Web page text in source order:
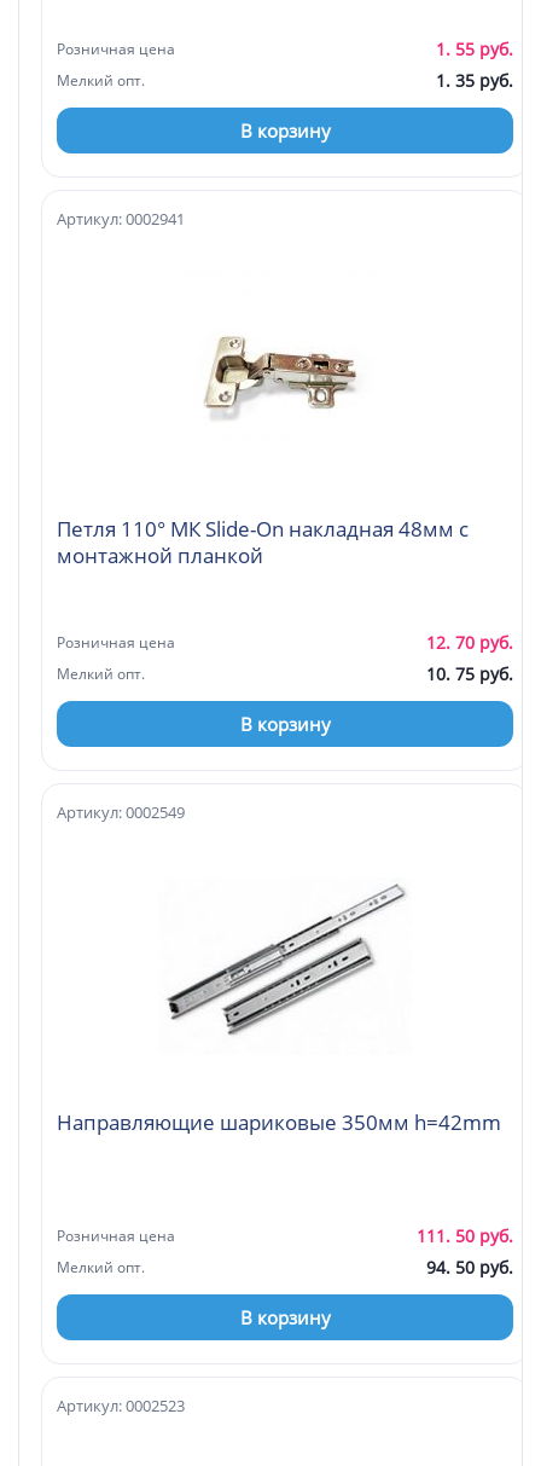
Розничная цена 1. 55 руб.
Мелкий опт. 1. 35 руб.
В корзину
Петля 110° МК Slide-On накладная 48мм с
монтажной планкой
Артикул: 0002941
Розничная цена 12. 70 руб.
Мелкий опт. 10. 75 руб.
В корзину
Направляющие шариковые 350мм h=42mm
Артикул: 0002549
Розничная цена 111. 50 руб.
Мелкий опт. 94. 50 руб.
В корзину
Артикул: 0002523